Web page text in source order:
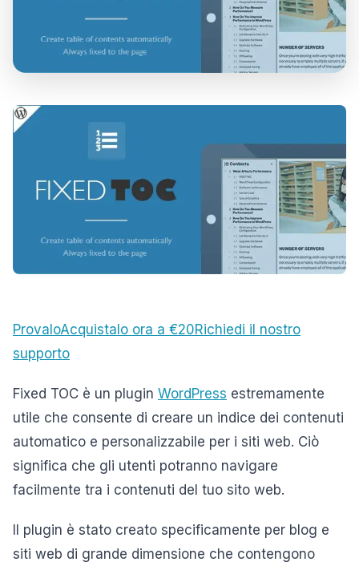
ProvaloAcquistalo ora a €20Richiedi il nostro
supporto
Fixed TOC è un plugin WordPress estremamente
utile che consente di creare un indice dei contenuti
automatico e personalizzabile per i siti web. Ciò
significa che gli utenti potranno navigare
facilmente tra i contenuti del tuo sito web.
Il plugin è stato creato specificamente per blog e
siti web di grande dimensione che contengono